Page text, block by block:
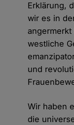
Erklärung,
wir es in
westliche
und
Wir haben
die